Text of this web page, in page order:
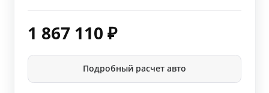
1 867 110 ₽
Подробный расчет авто